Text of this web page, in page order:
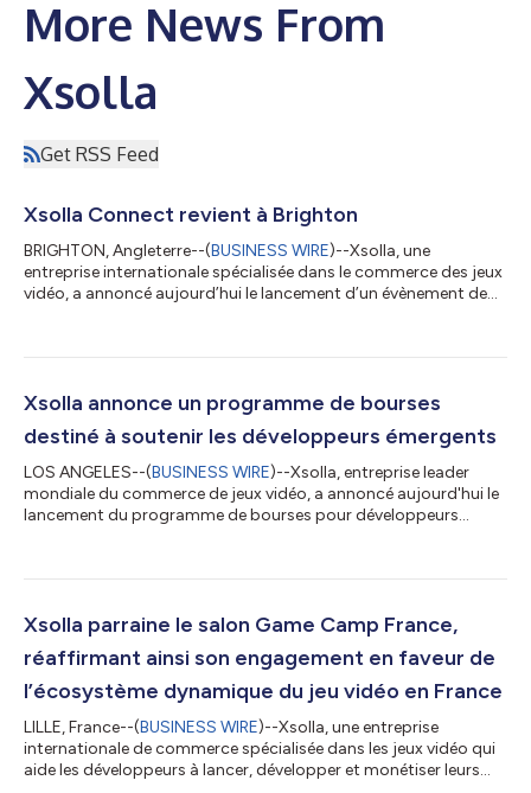
More News From
Xsolla
Get RSS Feed
Xsolla Connect revient à Brighton
BRIGHTON, Angleterre--(BUSINESS WIRE)--Xsolla, une
entreprise internationale spécialisée dans le commerce des jeux
vidéo, a annoncé aujourd’hui le lancement d’un évènement de
Connect », qui se tiendra le 15 juillet 2026 dans le cadre du
développeurs indépendants et de taille moyenne, des éditeurs,
des investisseurs et des profes...
Xsolla annonce un programme de bourses
destiné à soutenir les développeurs émergents
LOS ANGELES--(BUSINESS WIRE)--Xsolla, entreprise leader
mondiale du commerce de jeux vidéo, a annoncé aujourd'hui le
lancement du programme de bourses pour développeurs
confrontés à des difficultés financières pour participer à la
événement mondial du jeu vidéo, la gamescom réunit
développeurs, éditeurs, investisseurs et leaders de du...
Xsolla parraine le salon Game Camp France,
réaffirmant ainsi son engagement en faveur de
l’écosystème dynamique du jeu vidéo en France
LILLE, France--(BUSINESS WIRE)--Xsolla, une entreprise
internationale de commerce spécialisée dans les jeux vidéo qui
aide les développeurs à lancer, développer et monétiser leurs